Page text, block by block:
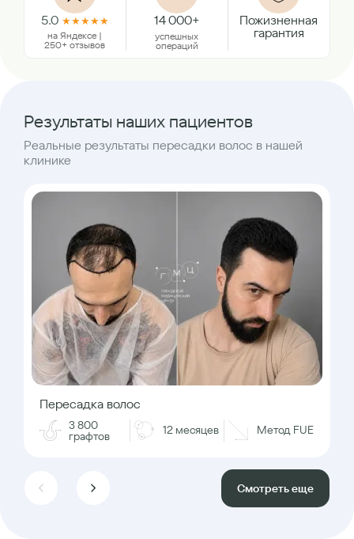
5.0 ★★★★★
на Яндексе |
250+ отзывов
14 000+
успешных
операций
Пожизненная
гарантия
Результаты наших пациентов
Реальные результаты пересадки волос в нашей
клинике
Пересадка волос
3 800
графтов 12 месяцев Метод FUE
Смотреть еще